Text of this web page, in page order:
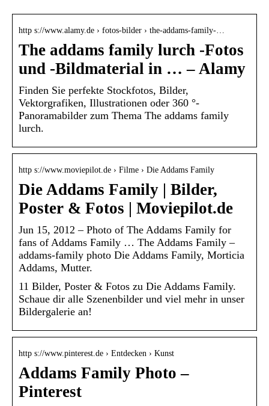
http s://www.alamy.de › fotos-bilder › the-addams-family-…
The addams family lurch -Fotos
und -Bildmaterial in … – Alamy
Finden Sie perfekte Stockfotos, Bilder,
Vektorgrafiken, Illustrationen oder 360 °-
Panoramabilder zum Thema The addams family
lurch.
http s://www.moviepilot.de › Filme › Die Addams Family
Die Addams Family | Bilder,
Poster & Fotos | Moviepilot.de
Jun 15, 2012 – Photo of The Addams Family for
fans of Addams Family … The Addams Family –
addams-family photo Die Addams Family, Morticia
Addams, Mutter.
11 Bilder, Poster & Fotos zu Die Addams Family.
Schaue dir alle Szenenbilder und viel mehr in unser
Bildergalerie an!
http s://www.pinterest.de › Entdecken › Kunst
Addams Family Photo –
Pinterest